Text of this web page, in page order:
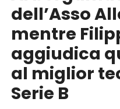
dell’Asso
mentre
aggiudica
al miglior
Serie B